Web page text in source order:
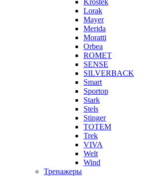
Krostek
Lorak
Mayer
Merida
Moratti
Orbea
ROMET
SENSE
SILVERBACK
Smart
Sportop
Stark
Stels
Stinger
TOTEM
Trek
VIVA
Welt
Wind
Тренажеры